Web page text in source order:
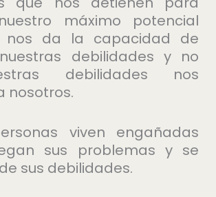
máximo potencial
nos da la capacidad de
debilidades y no
debilidades nos
nosotros.
viven engañadas
sus problemas y se
sus debilidades.